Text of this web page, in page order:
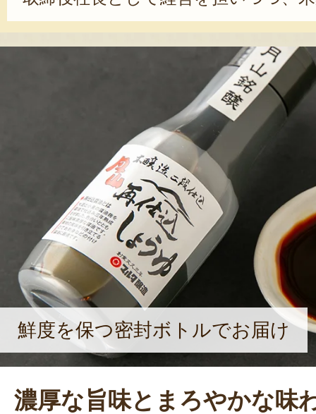
る。「麹は生き物なので、夜間や早
度を管理します。これは入社してか
る仕事です」と、工藤さんは語る。
うと、「醤油でも味噌でも、出荷前
ために味見をします。そこで『うん
えた時に、一番のやりがいを感じま
鮮度を保つ密封ボトルでお届け
濃厚な旨味とまろやかな味